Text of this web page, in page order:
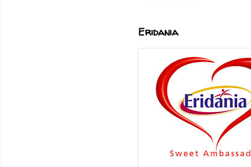
Eridania